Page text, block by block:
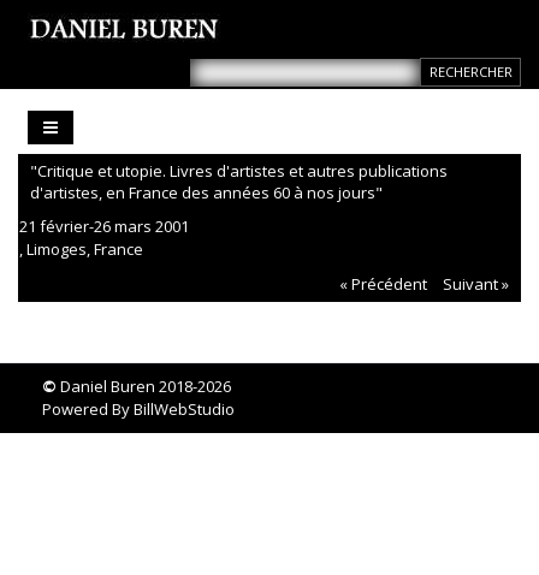
"Critique et utopie. Livres d'artistes et autres publications
d'artistes, en France des années 60 à nos jours"
21 février-26 mars 2001
, Limoges, France
« Précédent
Suivant »
© Daniel Buren 2018-2026
Powered ByBillWebStudio